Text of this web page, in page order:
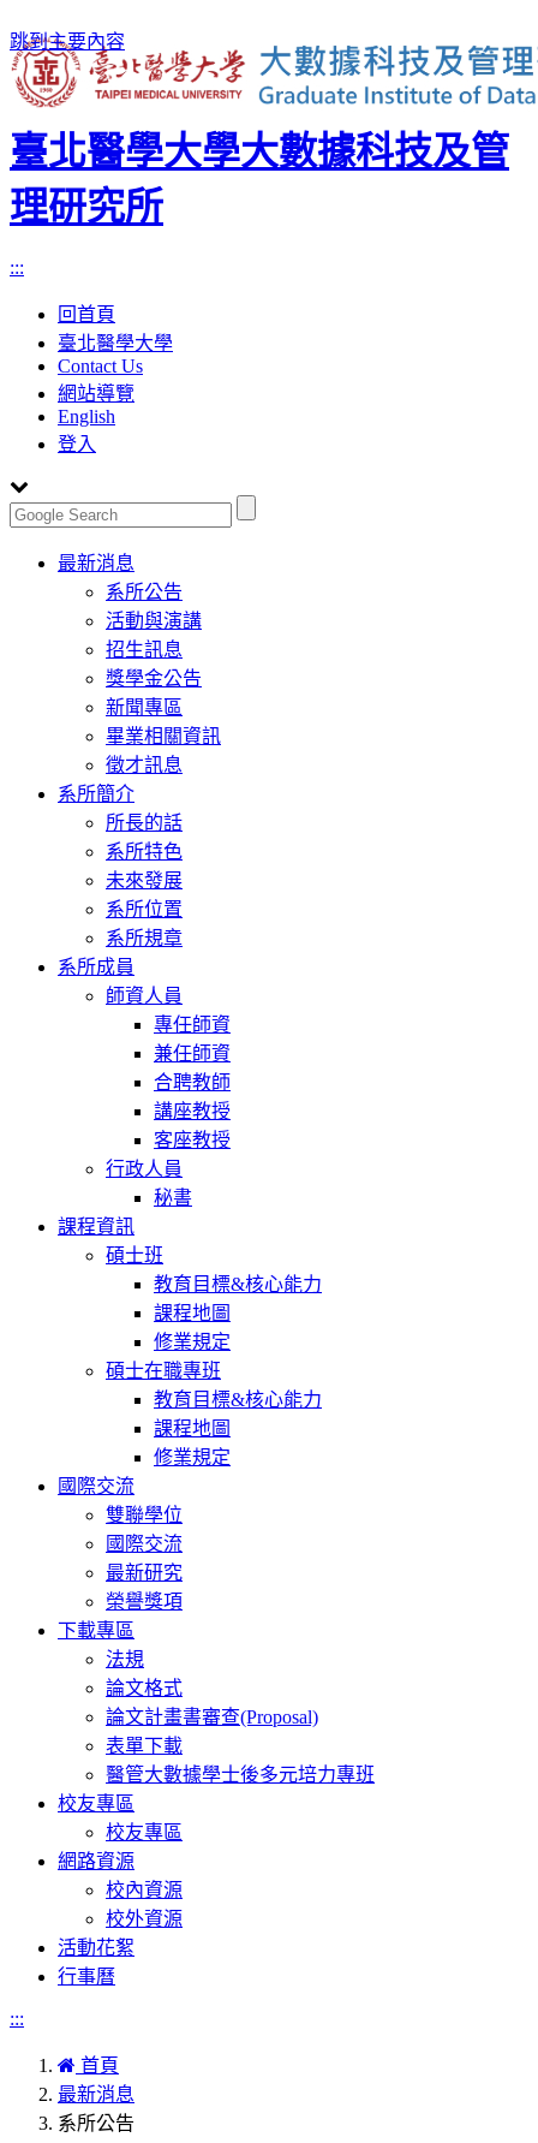
跳到主要內容
臺北醫學大學大數據科技及管
理研究所
:::
回首頁
臺北醫學大學
Contact Us
網站導覽
English
登入
Toggle
navigation
最新消息
系所公告
活動與演講
招生訊息
獎學金公告
新聞專區
畢業相關資訊
徵才訊息
系所簡介
所長的話
系所特色
未來發展
系所位置
系所規章
系所成員
師資人員
專任師資
兼任師資
合聘教師
講座教授
客座教授
行政人員
秘書
課程資訊
碩士班
教育目標&核心能力
課程地圖
修業規定
碩士在職專班
教育目標&核心能力
課程地圖
修業規定
國際交流
雙聯學位
國際交流
最新研究
榮譽獎項
下載專區
法規
論文格式
論文計畫書審查(Proposal)
表單下載
醫管大數據學士後多元培力專班
校友專區
校友專區
網路資源
校內資源
校外資源
活動花絮
行事曆
:::
首頁
最新消息
系所公告